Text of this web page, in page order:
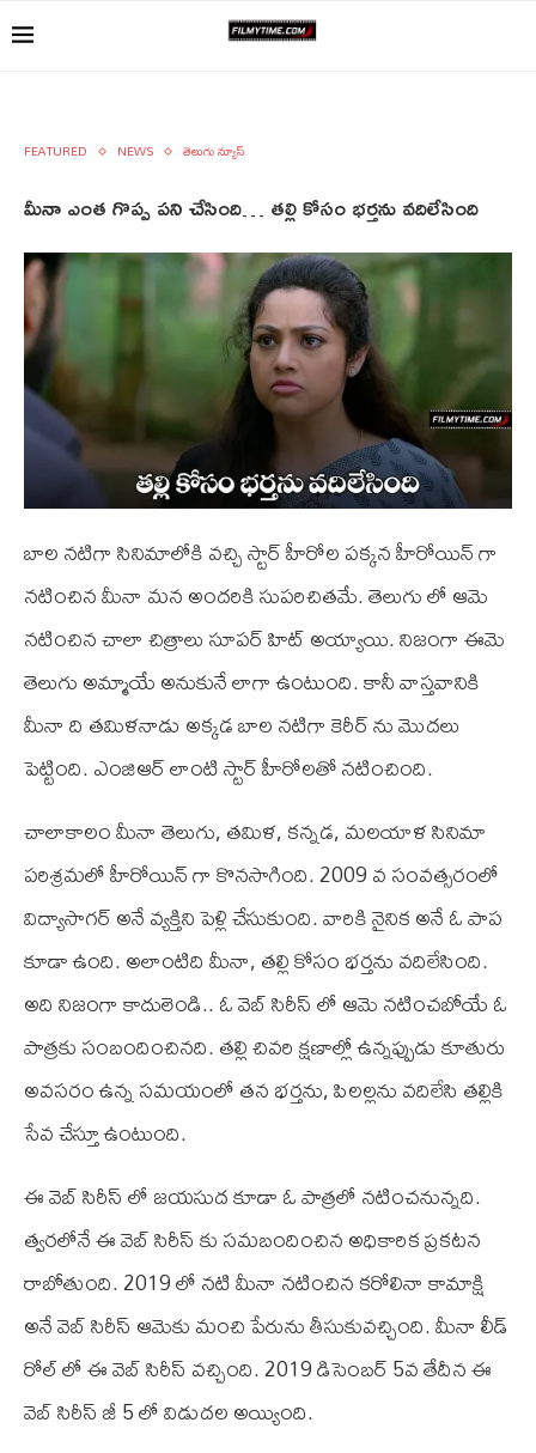
FEATURED NEWS తెలుగు న్యూస్
మీనా ఎంత గొప్ప పని చేసింది… తల్లి కోసం భర్తను వదిలేసింది
బాల నటిగా సినిమాలోకి వచ్చి స్టార్ హీరోల పక్కన హీరోయిన్ గా
నటించిన మీనా మన అందరికి సుపరిచితమే. తెలుగు లో ఆమె
నటించిన చాలా చిత్రాలు సూపర్ హిట్ అయ్యాయి. నిజంగా ఈమె
తెలుగు అమ్మాయే అనుకునే లాగా ఉంటుంది. కానీ వాస్తవానికి
మీనా ది తమిళనాడు అక్కడ బాల నటిగా కెరీర్ ను మొదలు
పెట్టింది. ఎం‌జి‌ఆర్ లాంటి స్టార్ హీరోలతో నటించింది.
చాలాకాలం మీనా తెలుగు, తమిళ, కన్నడ, మలయాళ సినిమా
పరిశ్రమలో హీరోయిన్ గా కొనసాగింది. 2009 వ సంవత్సరంలో
విద్యాసాగర్ అనే వ్యక్తిని పెళ్లి చేసుకుంది. వారికి నైనిక అనే ఓ పాప
కూడా ఉంది. అలాంటిది మీనా, తల్లి కోసం భర్తను వదిలేసింది.
అది నిజంగా కాదులెండి.. ఓ వెబ్ సిరీస్ లో ఆమె నటించబోయే ఓ
పాత్రకు సంబందించినది. తల్లి చివరి క్షణాల్లో ఉన్నప్పుడు కూతురు
అవసరం ఉన్న సమయంలో తన భర్తను, పిలల్లను వదిలేసి తల్లికి
సేవ చేస్తూ ఉంటుంది.
ఈ వెబ్ సిరీస్ లో జయసుద కూడా ఓ పాత్రలో నటించనున్నది.
త్వరలోనే ఈ వెబ్ సిరీస్ కు సమబందించిన అధికారిక ప్రకటన
రాబోతుంది. 2019 లో నటి మీనా నటించిన కరోలినా కామాక్షి
అనే వెబ్ సిరీస్ ఆమెకు మంచి పేరును తీసుకువచ్చింది. మీనా లీడ్
రోల్ లో ఈ వెబ్ సిరీస్ వచ్చింది. 2019 డిసెంబర్ 5వ తేదీన ఈ
వెబ్ సిరీస్ జీ 5 లో విడుదల అయ్యింది.